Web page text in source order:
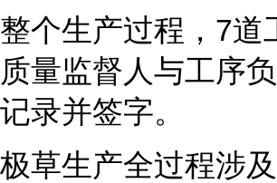
整个生产过程，7道
质量监督人与工序
记录并签字。
极草生产全过程涉